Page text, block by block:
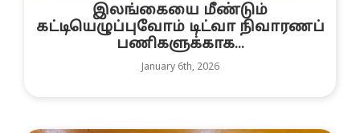
இலங்கையை மீண்டும்
கட்டியெழுப்புவோம் டிட்வா நிவாரணப்
பணிகளுக்காக...
January 6th, 2026